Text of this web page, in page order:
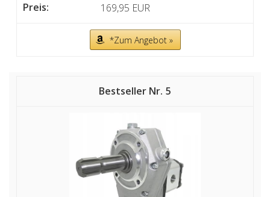
169,95 EUR
*Zum Angebot »
5